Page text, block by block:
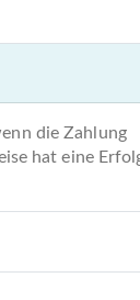
die Zahlung
hat eine